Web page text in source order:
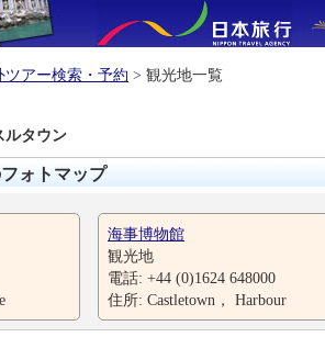
ツアー検索・予約 > 観光地一覧
ルタウン
ォトマップ
海事博物館
観光地
電話: +44 (0)1624 648000
住所: Castletown， Harbour